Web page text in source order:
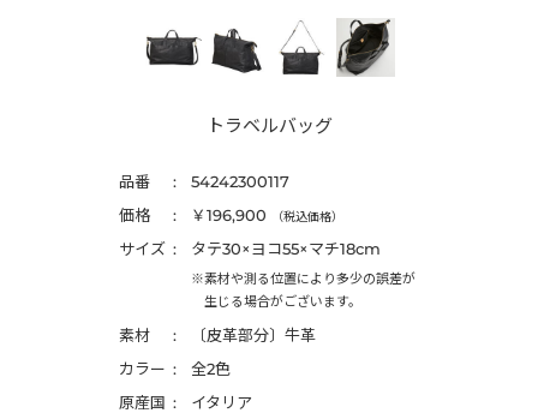
トラベルバッグ
品番
54242300117
価格
￥196,900 （税込価格）
サイズ タテ30×ヨコ55×マチ18cm
※素材や測る位置により多少の誤差が
生じる場合がございます。
素材
〔皮革部分〕牛革
カラー
全2色
原産国
イタリア